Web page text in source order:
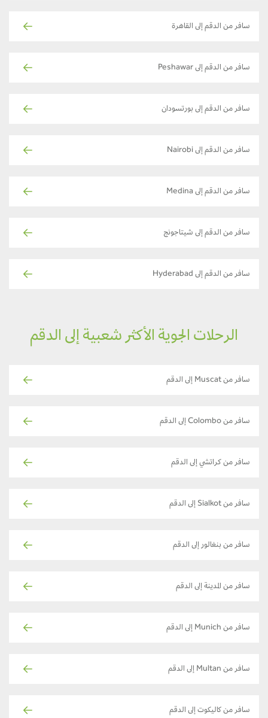
سافر من الدقم إلى القاهرة
سافر من الدقم إلى Peshawar
سافر من الدقم إلى بورتسودان
سافر من الدقم إلى Nairobi
سافر من الدقم إلى Medina
سافر من الدقم إلى شيتاجونج
سافر من الدقم إلى Hyderabad
الرحلات الجوية الأكثر شعبية إلى الدقم
سافر من Muscat إلى الدقم
سافر من Colombo إلى الدقم
سافر من كراتشي إلى الدقم
سافر من Sialkot إلى الدقم
سافر من بنغالور إلى الدقم
سافر من المدينة إلى الدقم
سافر من Munich إلى الدقم
سافر من Multan إلى الدقم
سافر من كاليكوت إلى الدقم